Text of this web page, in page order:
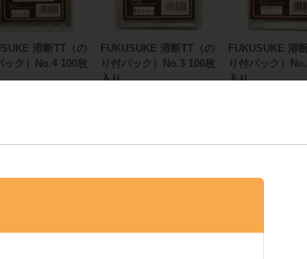
溶断TT（の
ック）No.4 100枚
FUKUSUKE 溶断TT（の
り付パック）No.3 100枚
入り
FUKUSUKE 溶
り付パック）
入り